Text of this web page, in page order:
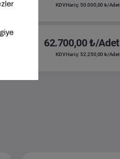
KDV Hariç: 50.000,00 ₺/Adet
62.700,00 ₺/Adet
KDV Hariç: 52.250,00 ₺/Adet